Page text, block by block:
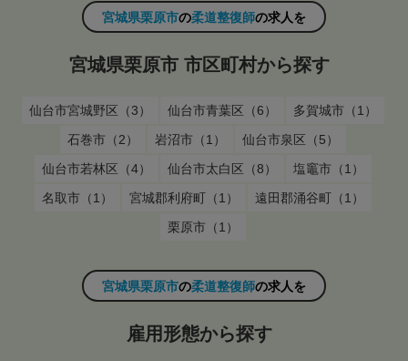
宮城県栗原市の柔道整復師の求人を
宮城県栗原市 市区町村から探す
仙台市宮城野区（3） 仙台市青葉区（6）
多賀城市（1）
石巻市（2）
岩沼市（1）
仙台市泉区（5）
仙台市若林区（4）
仙台市太白区（8）
塩竈市（1）
名取市（1）
宮城郡利府町（1）
遠田郡涌谷町（1）
栗原市（1）
宮城県栗原市の柔道整復師の求人を
雇用形態から探す